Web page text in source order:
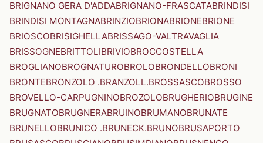
BRIGNANO GERA D'ADDABRIGNANO-FRASCATABRINDISI
BRINDISI MONTAGNABRINZIOBRIONABRIONEBRIONE
BRIOSCOBRISIGHELLABRISSAGO-VALTRAVAGLIA
BRISSOGNEBRITTOLIBRIVIOBROCCOSTELLA
BROGLIANOBROGNATUROBROLOBRONDELLOBRONI
BRONTEBRONZOLO .BRANZOLL.BROSSASCOBROSSO
BROVELLO-CARPUGNINOBROZOLOBRUGHERIOBRUGINE
BRUGNATOBRUGNERABRUINOBRUMANOBRUNATE
BRUNELLOBRUNICO .BRUNECK.BRUNOBRUSAPORTO